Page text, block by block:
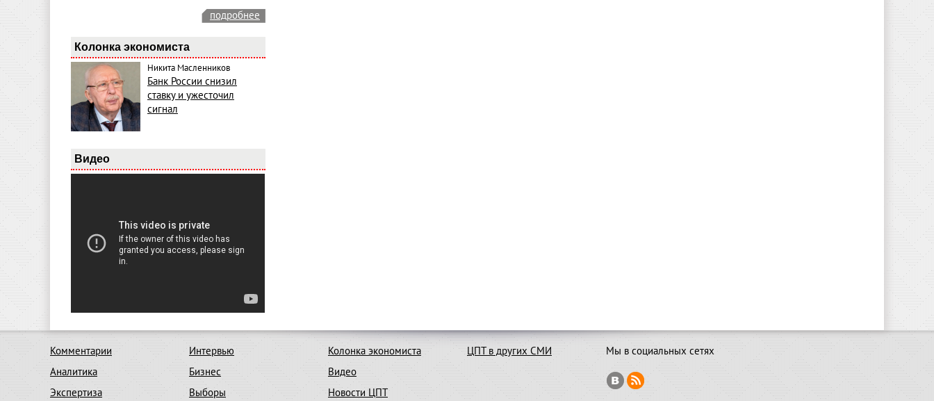
подробнее
Колонка экономиста
Никита Масленников
Банк России снизил
ставку и ужесточил
сигнал
Видео
Комментарии
Аналитика
Экспертиза
Интервью
Бизнес
Выборы
Колонка экономиста
Видео
Новости ЦПТ
ЦПТ в других СМИ Мы в социальных сетях